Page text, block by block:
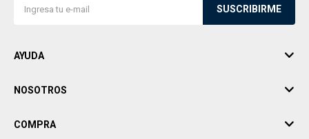
SUSCRIBIRME
AYUDA
NOSOTROS
COMPRA